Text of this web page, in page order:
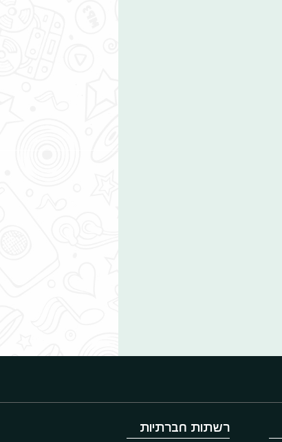
רשתות חברתיות